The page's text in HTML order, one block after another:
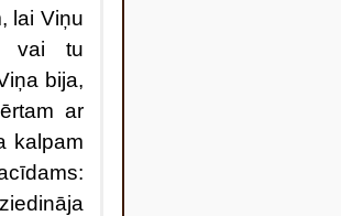
lai Viņu
vai tu
bija,
ar
kalpam